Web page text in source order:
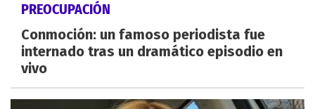
PREOCUPACIÓN
Conmoción: un famoso periodista fue
internado tras un dramático episodio en
vivo